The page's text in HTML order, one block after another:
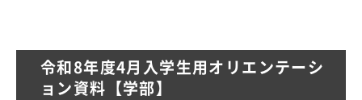
令和8年度4月入学生用オリエンテーシ
ョン資料【学部】